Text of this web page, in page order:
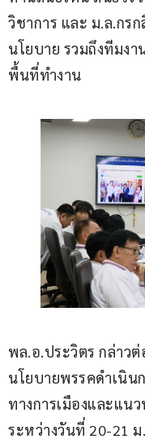
วิชาการ และ ม.ล.กร
นโยบาย รวมถึงทีมง
พื้นที่ทำงาน
พล.อ.ประวิตร กล่าว
นโยบายพรรคดำเนิน
ทางการเมืองและแน
ระหว่างวันที่ 20-21